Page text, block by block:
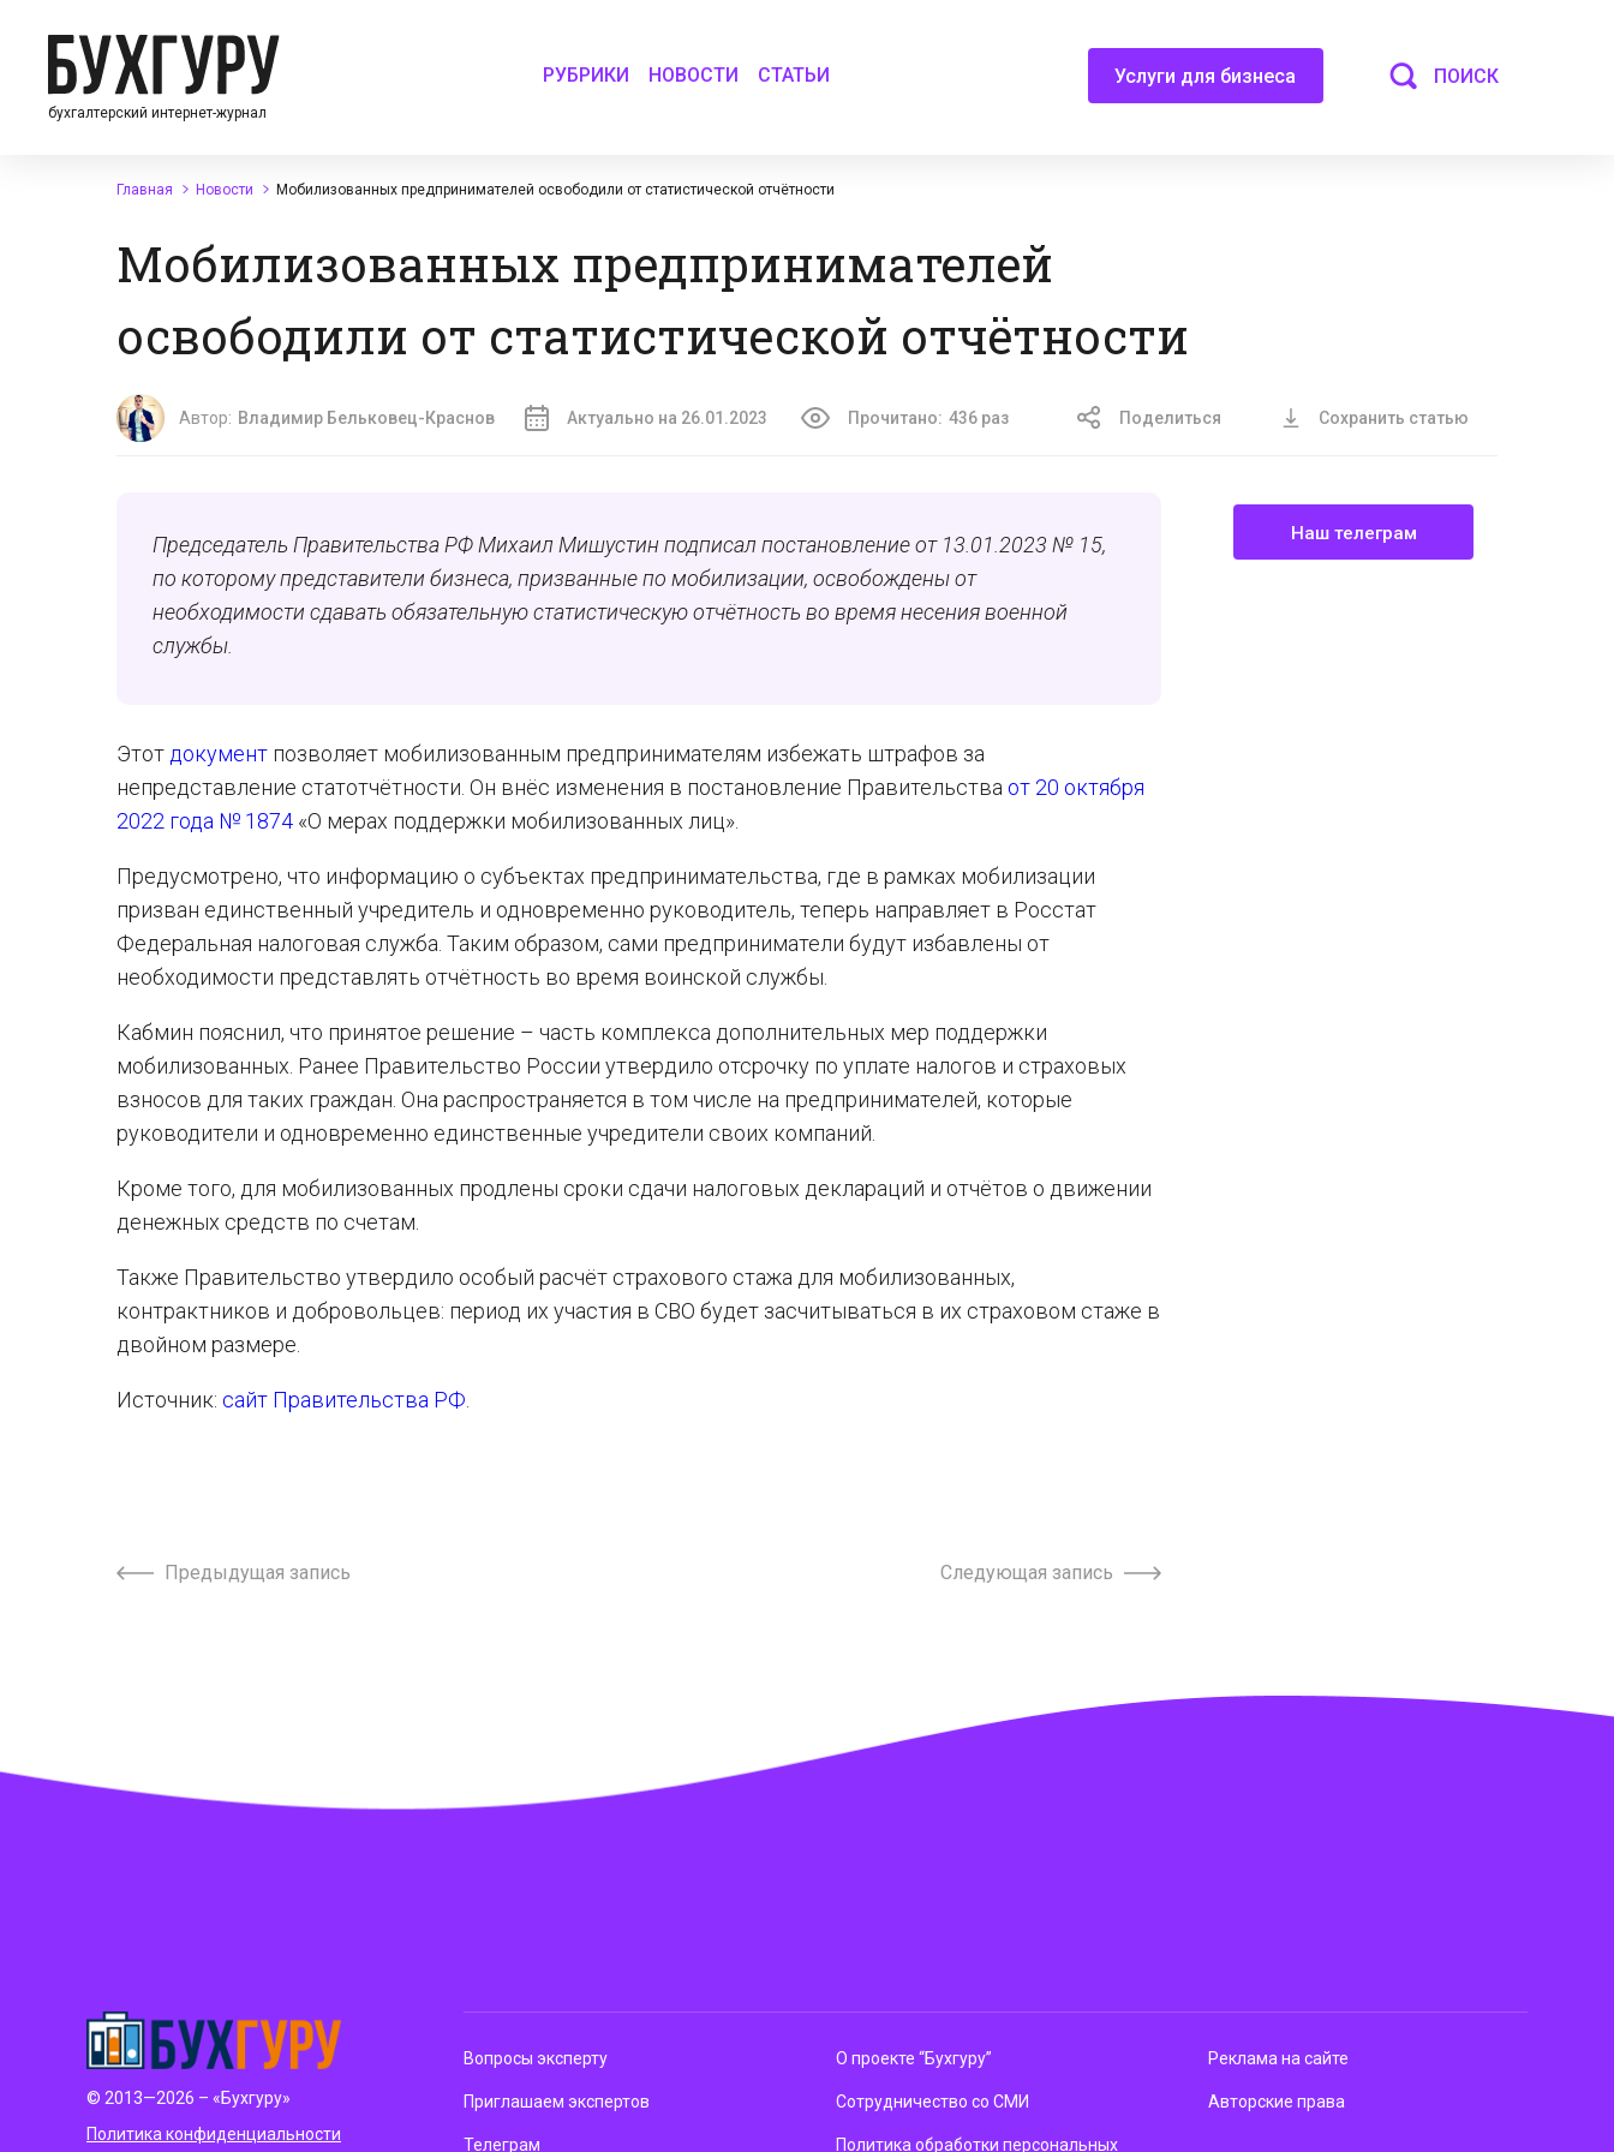
бухгалтерский интернет-журнал
РУБРИКИ НОВОСТИ СТАТЬИ Услуги для бизнеса ПОИСК
Главная Новости Мобилизованных предпринимателей освободили от статистической отчётности
Мобилизованных предпринимателей
освободили от статистической отчётности
Автор: Владимир Бельковец-Краснов Актуально на 26.01.2023 Прочитано: 436 раз Поделиться Сохранить статью
Наш телеграм
Председатель Правительства РФ Михаил Мишустин подписал постановление от 13.01.2023 № 15,
по которому представители бизнеса, призванные по мобилизации, освобождены от
необходимости сдавать обязательную статистическую отчётность во время несения военной
службы.
Этот документ позволяет мобилизованным предпринимателям избежать штрафов за
непредставление статотчётности. Он внёс изменения в постановление Правительства от 20 октября
2022 года № 1874 «О мерах поддержки мобилизованных лиц».
Предусмотрено, что информацию о субъектах предпринимательства, где в рамках мобилизации
призван единственный учредитель и одновременно руководитель, теперь направляет в Росстат
Федеральная налоговая служба. Таким образом, сами предприниматели будут избавлены от
необходимости представлять отчётность во время воинской службы.
Кабмин пояснил, что принятое решение – часть комплекса дополнительных мер поддержки
мобилизованных. Ранее Правительство России утвердило отсрочку по уплате налогов и страховых
взносов для таких граждан. Она распространяется в том числе на предпринимателей, которые
руководители и одновременно единственные учредители своих компаний.
Кроме того, для мобилизованных продлены сроки сдачи налоговых деклараций и отчётов о движении
денежных средств по счетам.
Также Правительство утвердило особый расчёт страхового стажа для мобилизованных,
контрактников и добровольцев: период их участия в СВО будет засчитываться в их страховом стаже в
двойном размере.
Источник: сайт Правительства РФ
Предыдущая запись Следующая запись
© 2013—2026 – «Бухгуру»
Политика конфиденциальности
Вопросы эксперту
Приглашаем экспертов
Телеграм
О проекте “Бухгуру”
Сотрудничество со СМИ
Политика обработки персональных
Реклама на сайте
Авторские права